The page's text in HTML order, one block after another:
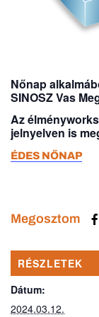
Nőnap
SINOSZ Vas
Az
jelnyelven is
ÉDES NŐNAP
Megosztom
RÉSZLETEK
Dátum:
2024.03.12.